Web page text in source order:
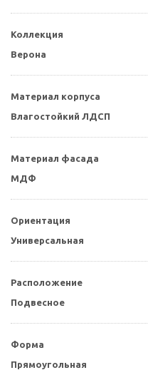
Коллекция
Верона
Материал корпуса
Влагостойкий ЛДСП
Материал фасада
МДФ
Ориентация
Универсальная
Расположение
Подвесное
Форма
Прямоугольная